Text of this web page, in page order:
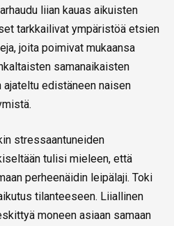
liian kauas aikuisten
tarkkailivat ympäristöä etsien
joita poimivat mukaansa
samanaikaisten
edistäneen naisen
stressaantuneiden
tulisi mieleen, että
perheenäidin leipälaji. Toki
tilanteeseen. Liiallinen
moneen asiaan samaan